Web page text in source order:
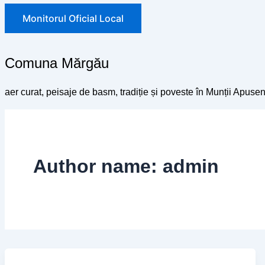
Monitorul Oficial Local
Comuna Mărgău
aer curat, peisaje de basm, tradiție și poveste în Munții
Author name: admin